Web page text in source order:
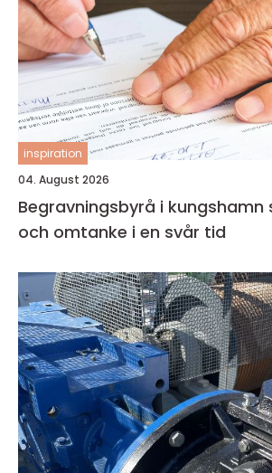
inspiration
04. August 2026
Begravningsbyrå i kungshamn stöd, struktur
och omtanke i en svår tid